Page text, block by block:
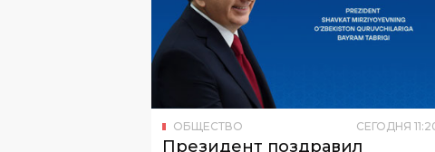
ОБЩЕСТВО
Президент поздравил
строителей Узбекистана с
профессиональным
В 2026 году праздник приходится на 9